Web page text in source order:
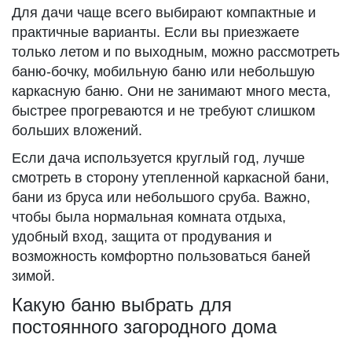
Для дачи чаще всего выбирают компактные и
практичные варианты. Если вы приезжаете
только летом и по выходным, можно рассмотреть
баню-бочку, мобильную баню или небольшую
каркасную баню. Они не занимают много места,
быстрее прогреваются и не требуют слишком
больших вложений.
Если дача используется круглый год, лучше
смотреть в сторону утепленной каркасной бани,
бани из бруса или небольшого сруба. Важно,
чтобы была нормальная комната отдыха,
удобный вход, защита от продувания и
возможность комфортно пользоваться баней
зимой.
Какую баню выбрать для
постоянного загородного дома